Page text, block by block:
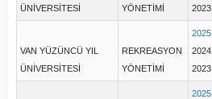
ÜNİVERSİTESİ
YÖNETİMİ
2023
VAN YÜZÜNCÜ YIL
ÜNİVERSİTESİ
REKREASYON
YÖNETİMİ
2025
2024
2023
2025